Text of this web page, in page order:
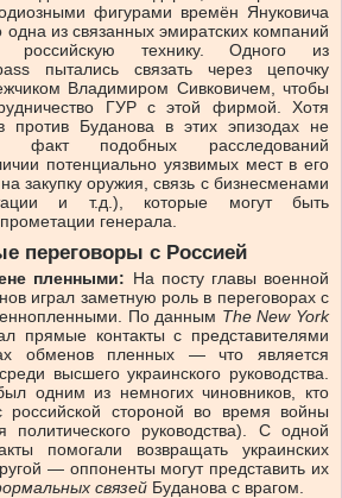
фигурами времён Януковича
одна из связанных эмиратских компаний
российскую технику. Одного из
пытались связать через цепочку
Владимиром Сивковичем, чтобы
ГУР с этой фирмой. Хотя
против Буданова в этих эпизодах не
факт подобных расследований
потенциально уязвимых мест в его
закупку оружия, связь с бизнесменами
и т.д.), которые могут быть
генерала.
переговоры с Россией
пленными: На посту главы военной
играл заметную роль в переговорах с
По данным The New York
прямые контакты с представителями
обменов пленных — что является
высшего украинского руководства.
одним из немногих чиновников, кто
стороной во время войны
политического руководства). С одной
помогали возвращать украинских
— оппоненты могут представить их
связей Буданова с врагом.